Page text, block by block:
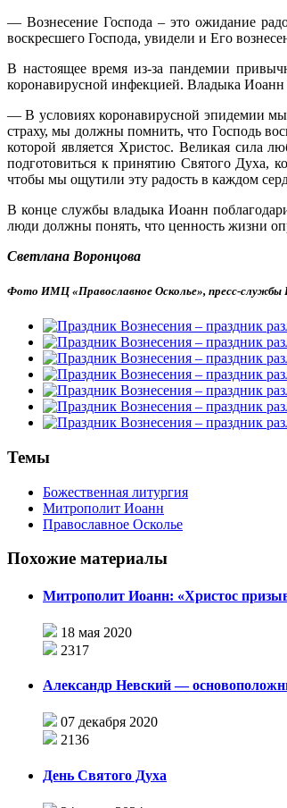
— Вознесение Господа – это ожидание
воскресшего Господа, увидели и Его
В настоящее время из-за пандемии
коронавирусной инфекцией. Владыка Иоанн
— В условиях коронавирусной эпидемии мы
страху, мы должны помнить, что Господь
которой является Христос. Великая сила
подготовиться к принятию Святого Духа,
чтобы мы ощутили эту радость в каждом
В конце службы владыка Иоанн
люди должны понять, что ценность жизни
Светлана Воронцова
Фото ИМЦ «Православное Осколье», пресс-службы
Темы
Божественная литургия
Митрополит Иоанн
Православное Осколье
Похожие материалы
Митрополит Иоанн: «Христос
18 мая 2020
2317
Александр Невский —
07 декабря 2020
2136
День Святого Духа